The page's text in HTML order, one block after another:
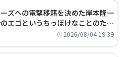
ズへの電撃移籍を決めた岸本隆一
エゴというちっぽけなことのため
わけではない」
2026/08/04 19:39